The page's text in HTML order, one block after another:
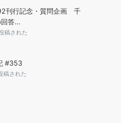
刊行記念・質問企画 千
答...
稿された
#353
稿された